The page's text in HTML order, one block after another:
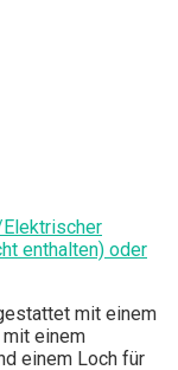
enthalten) oder
mit einem
einem
einem Loch für